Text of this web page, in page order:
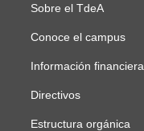
Sobre el TdeA
Conoce el campus
Información financiera
Directivos
Estructura orgánica